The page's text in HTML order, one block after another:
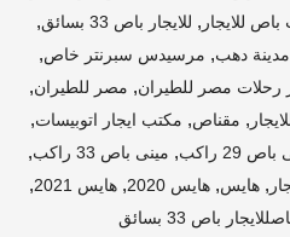
باص للايجار , للايجار باص 33 بسائق ,
مدينة دهب, مرسيدس سبرنتر خاص,
مصر للطيران, مصر للطيران,
, مقناص, مكتب ايجار اتوبيسات,
29 راكب , مينى باص 33 راكب ,
, هايس, هايس 2020 , هايس 2021 ,
باص 33 بسائق